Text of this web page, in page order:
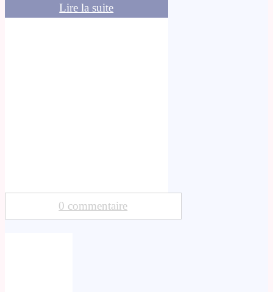
Lire la suite
0 commentaire